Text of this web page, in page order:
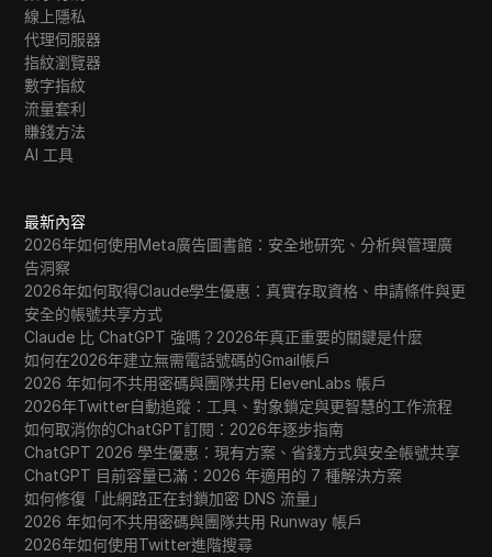
線上隱私
代理伺服器
指紋瀏覽器
數字指紋
流量套利
賺錢方法
AI 工具
最新內容
2026年如何使用Meta廣告圖書館：安全地研究、分析與管理廣
告洞察
2026年如何取得Claude學生優惠：真實存取資格、申請條件與更
安全的帳號共享方式
Claude 比 ChatGPT 強嗎？2026年真正重要的關鍵是什麼
如何在2026年建立無需電話號碼的Gmail帳戶
2026 年如何不共用密碼與團隊共用 ElevenLabs 帳戶
2026年Twitter自動追蹤：工具、對象鎖定與更智慧的工作流程
如何取消你的ChatGPT訂閱：2026年逐步指南
ChatGPT 2026 學生優惠：現有方案、省錢方式與安全帳號共享
ChatGPT 目前容量已滿：2026 年適用的 7 種解決方案
如何修復「此網路正在封鎖加密 DNS 流量」
2026 年如何不共用密碼與團隊共用 Runway 帳戶
2026年如何使用Twitter進階搜尋